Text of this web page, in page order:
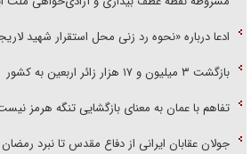
ادعا درباره «نحوه رد زنی محل استقرار شهید
بازگشت ۳ میلیون و ۱۷ هزار زائر اربعین به کشور
تفاهم با عمان به معنای بازگشایی تنگه هرمز
جولان عقابان ایرانی از دفاع مقدس تا نبرد رمضان